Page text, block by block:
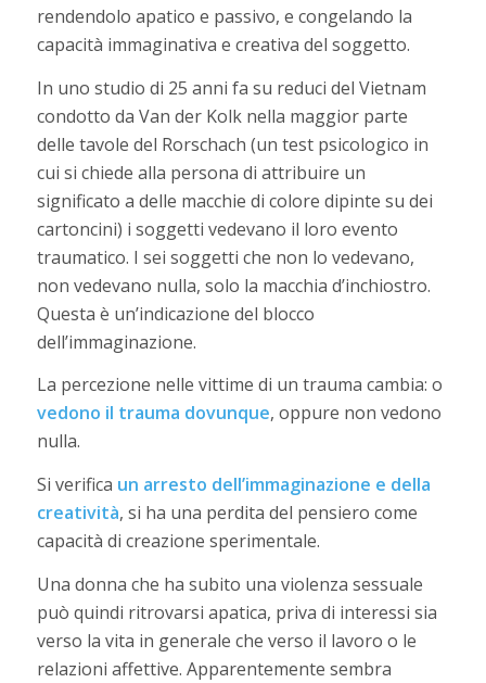
rendendolo apatico e passivo, e congelando la
capacità immaginativa e creativa del soggetto.
In uno studio di 25 anni fa su reduci del Vietnam
condotto da Van der Kolk nella maggior parte
delle tavole del Rorschach (un test psicologico in
cui si chiede alla persona di attribuire un
significato a delle macchie di colore dipinte su dei
cartoncini) i soggetti vedevano il loro evento
traumatico. I sei soggetti che non lo vedevano,
non vedevano nulla, solo la macchia d’inchiostro.
Questa è un’indicazione del blocco
dell’immaginazione.
La percezione nelle vittime di un trauma cambia: o
vedono il trauma dovunque, oppure non vedono
nulla.
Si verifica un arresto dell’immaginazione e della
creatività, si ha una perdita del pensiero come
capacità di creazione sperimentale.
Una donna che ha subito una violenza sessuale
può quindi ritrovarsi apatica, priva di interessi sia
verso la vita in generale che verso il lavoro o le
relazioni affettive. Apparentemente sembra